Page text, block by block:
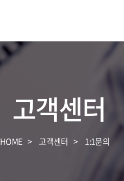
고객센터
HOME 고객센터 1:1문의